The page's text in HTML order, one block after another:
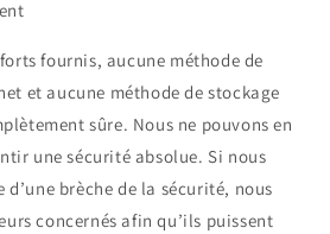
fournis, aucune méthode de
et aucune méthode de stockage
sûre. Nous ne pouvons en
une sécurité absolue. Si nous
brèche de la sécurité, nous
concernés afin qu’ils puissent